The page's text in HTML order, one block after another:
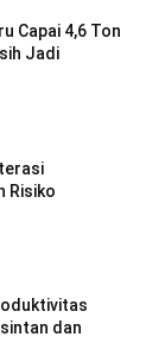
Capai 4,6 Ton
Jadi
Risiko
dan